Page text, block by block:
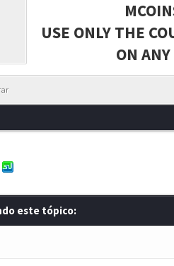
USE ONLY THE
ON
este tópico: